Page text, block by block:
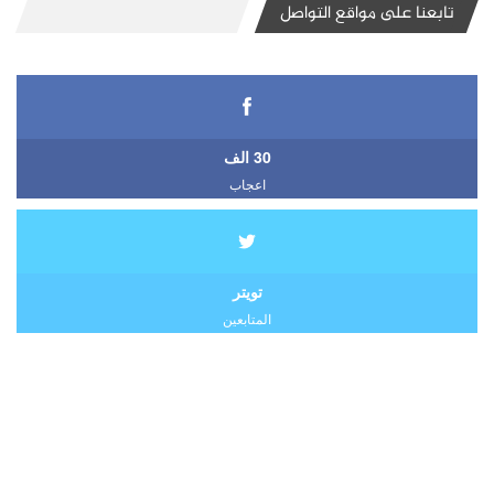
تابعنا على مواقع التواصل
30 الف
اعجاب
تويتر
المتابعين